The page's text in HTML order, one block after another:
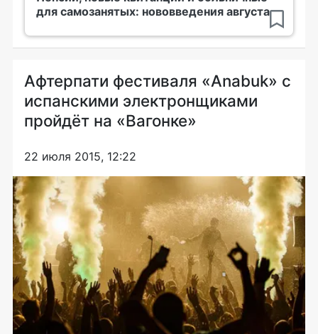
для самозанятых: нововведения августа
Афтерпати фестиваля «Anabuk» с
испанскими электронщиками
пройдёт на «Вагонке»
22 июля 2015, 12:22